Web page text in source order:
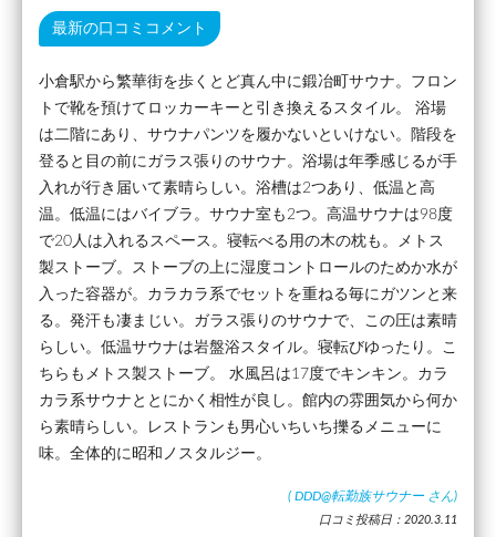
最新の口コミコメント
小倉駅から繁華街を歩くとど真ん中に鍛冶町サウナ。フロン
トで靴を預けてロッカーキーと引き換えるスタイル。 浴場
は二階にあり、サウナパンツを履かないといけない。階段を
登ると目の前にガラス張りのサウナ。浴場は年季感じるが手
入れが行き届いて素晴らしい。浴槽は2つあり、低温と高
温。低温にはバイブラ。サウナ室も2つ。高温サウナは98度
で20人は入れるスペース。寝転べる用の木の枕も。メトス
製ストーブ。ストーブの上に湿度コントロールのためか水が
入った容器が。カラカラ系でセットを重ねる毎にガツンと来
る。発汗も凄まじい。ガラス張りのサウナで、この圧は素晴
らしい。低温サウナは岩盤浴スタイル。寝転びゆったり。こ
ちらもメトス製ストーブ。 水風呂は17度でキンキン。カラ
カラ系サウナととにかく相性が良し。館内の雰囲気から何か
ら素晴らしい。レストランも男心いちいち擽るメニューに
味。全体的に昭和ノスタルジー。
( DDD@転勤族サウナー さん)
口コミ投稿日：2020.3.11